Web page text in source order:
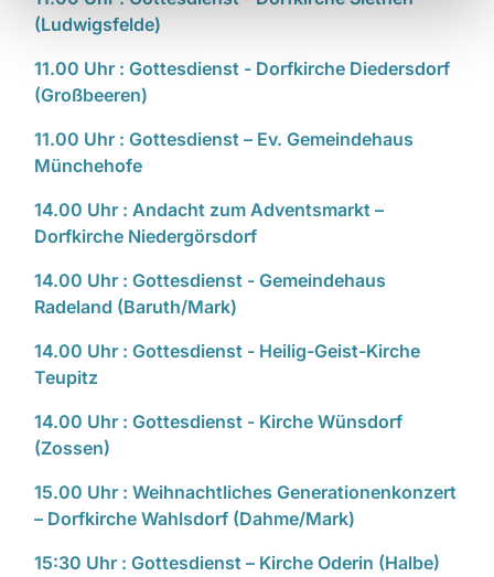
(Ludwigsfelde)
11.00 Uhr : Gottesdienst - Dorfkirche Diedersdorf
(Großbeeren)
11.00 Uhr : Gottesdienst – Ev. Gemeindehaus
Münchehofe
14.00 Uhr : Andacht zum Adventsmarkt –
Dorfkirche Niedergörsdorf
14.00 Uhr : Gottesdienst - Gemeindehaus
Radeland (Baruth/Mark)
14.00 Uhr : Gottesdienst - Heilig-Geist-Kirche
Teupitz
14.00 Uhr : Gottesdienst - Kirche Wünsdorf
(Zossen)
15.00 Uhr : Weihnachtliches Generationenkonzert
– Dorfkirche Wahlsdorf (Dahme/Mark)
15:30 Uhr : Gottesdienst – Kirche Oderin (Halbe)